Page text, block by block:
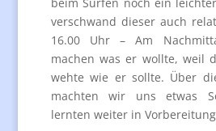
verschwand dieser auch
16.00 Uhr – Am
machen was er wollte, weil
wehte wie er sollte. Über
machten wir uns etwas
lernten weiter in